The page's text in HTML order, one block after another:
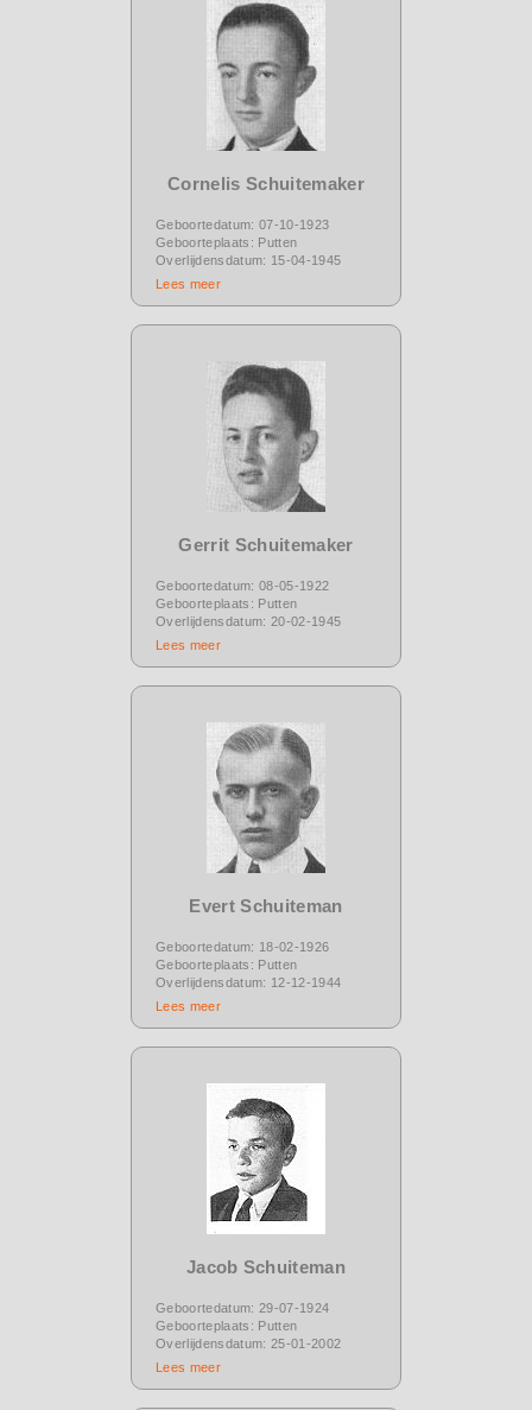
Cornelis Schuitemaker
Geboortedatum: 07-10-1923
Geboorteplaats: Putten
Overlijdensdatum: 15-04-1945
Lees meer
Gerrit Schuitemaker
Geboortedatum: 08-05-1922
Geboorteplaats: Putten
Overlijdensdatum: 20-02-1945
Lees meer
Evert Schuiteman
Geboortedatum: 18-02-1926
Geboorteplaats: Putten
Overlijdensdatum: 12-12-1944
Lees meer
Jacob Schuiteman
Geboortedatum: 29-07-1924
Geboorteplaats: Putten
Overlijdensdatum: 25-01-2002
Lees meer